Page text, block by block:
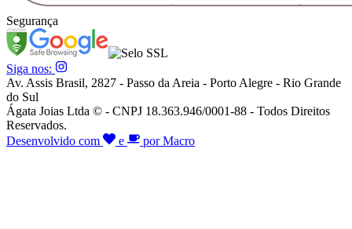
Segurança
Siga nos:
Av. Assis Brasil, 2827 - Passo da Areia - Porto Alegre - Rio Grande
do Sul
Ágata Joias Ltda © - CNPJ 18.363.946/0001-88 - Todos Direitos
Reservados.
Desenvolvido com
e por Macro